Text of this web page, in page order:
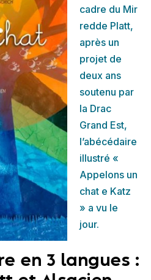
cadre du Mir
redde Platt,
après un
projet de
deux ans
soutenu par
la Drac
Grand Est,
l’abécédaire
illustré «
Appelons un
chat e Katz
» a vu le
jour.
en 3 langues :